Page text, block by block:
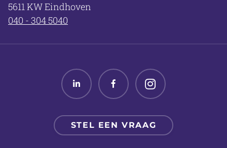
5611 KW Eindhoven
040 - 304 5040
Linked inFacebookTwitter
STEL EEN VRAAG